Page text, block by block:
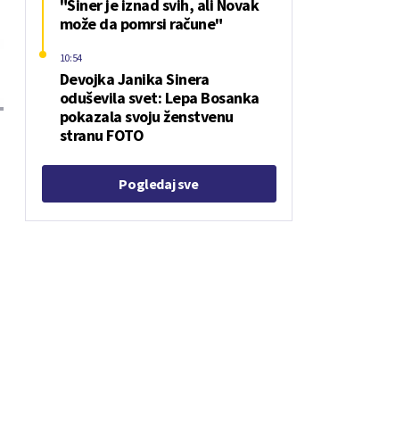
"Siner je iznad svih, ali Novak
može da pomrsi račune"
Devojka Janika Sinera
oduševila svet: Lepa Bosanka
pokazala svoju ženstvenu
stranu FOTO
10:54
Pogledaj sve